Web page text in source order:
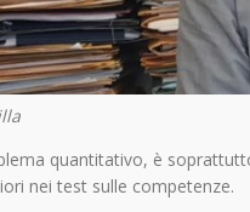
quantitativo, è
nei test sulle competenze.